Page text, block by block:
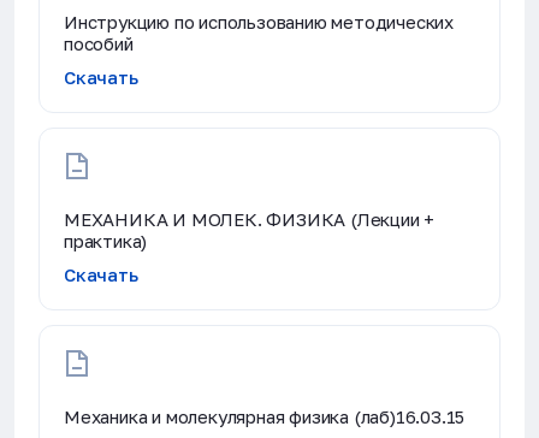
Инструкцию по использованию методических
пособий
Скачать
МЕХАНИКА И МОЛЕК. ФИЗИКА (Лекции +
практика)
Скачать
Механика и молекулярная физика (лаб)16.03.15